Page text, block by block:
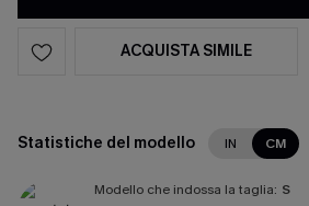
ACQUISTA SIMILE
Statistiche del modello IN CM
Modello che indossa la taglia: S